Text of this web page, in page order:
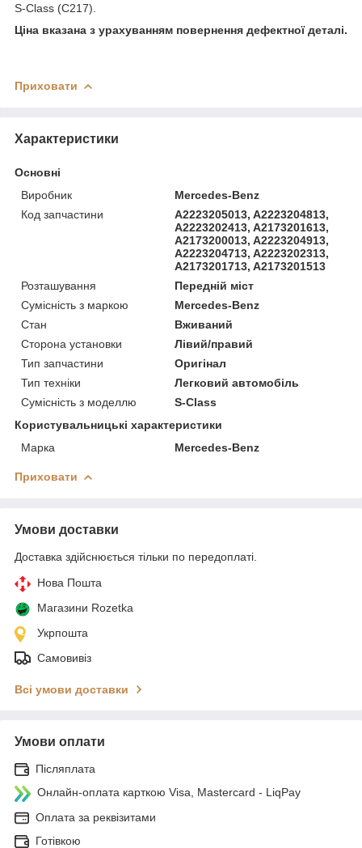
S-Class (C217).
Ціна вказана з урахуванням повернення дефектної деталі.
Приховати
Характеристики
Основні
Виробник
Mercedes-Benz
Код запчастини
A2223205013, A2223204813,
A2223202413, A2173201613,
A2173200013, A2223204913,
A2223204713, A2223202313,
A2173201713, A2173201513
Розташування
Передній міст
Сумісність з маркою
Mercedes-Benz
Стан
Вживаний
Сторона установки
Лівий/правий
Тип запчастини
Оригінал
Тип техніки
Легковий автомобіль
Сумісність з моделлю
S-Class
Користувальницькі характеристики
Марка
Mercedes-Benz
Приховати
Умови доставки
Доставка здійснюється тільки по передоплаті.
Нова Пошта
Магазини Rozetka
Укрпошта
Самовивіз
Всі умови доставки
Умови оплати
Післяплата
Онлайн-оплата карткою Visa, Mastercard - LiqPay
Оплата за реквізитами
Готівкою